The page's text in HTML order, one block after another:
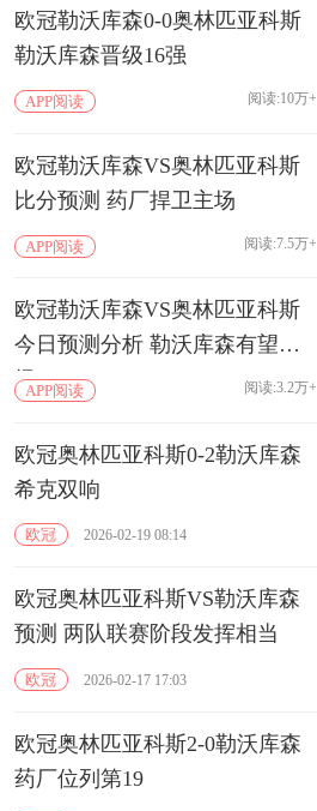
欧冠勒沃库森0-0奥林匹亚科斯
勒沃库森晋级16强
APP阅读 阅读:10万+
欧冠勒沃库森VS奥林匹亚科斯
比分预测 药厂捍卫主场
APP阅读 阅读:7.5万+
欧冠勒沃库森VS奥林匹亚科斯
今日预测分析 勒沃库森有望晋
级APP阅读 阅读:3.2万+
欧冠奥林匹亚科斯0-2勒沃库森
希克双响
欧冠 2026-02-19 08:14
欧冠奥林匹亚科斯VS勒沃库森
预测 两队联赛阶段发挥相当
欧冠 2026-02-17 17:03
欧冠奥林匹亚科斯2-0勒沃库森
药厂位列第19